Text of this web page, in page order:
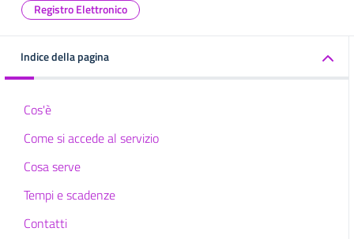
Registro Elettronico
Indice della pagina
Cos'è
Come si accede al servizio
Cosa serve
Tempi e scadenze
Contatti